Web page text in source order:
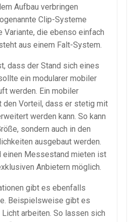
Aufbau verbringen
Clip-Systeme
Variante, die ebenso einfach
aus einem Falt-System.
dass der Stand sich eines
ein modularer mobiler
werden. Ein mobiler
Vorteil, dass er stetig mit
werden kann. So kann
sondern auch in den
ausgebaut werden.
einen Messestand mieten ist
Anbietern möglich.
gibt es ebenfalls
Beispielsweise gibt es
arbeiten. So lassen sich